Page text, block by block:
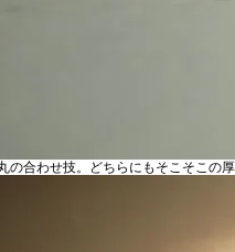
の合わせ技。どちらにもそこそこの